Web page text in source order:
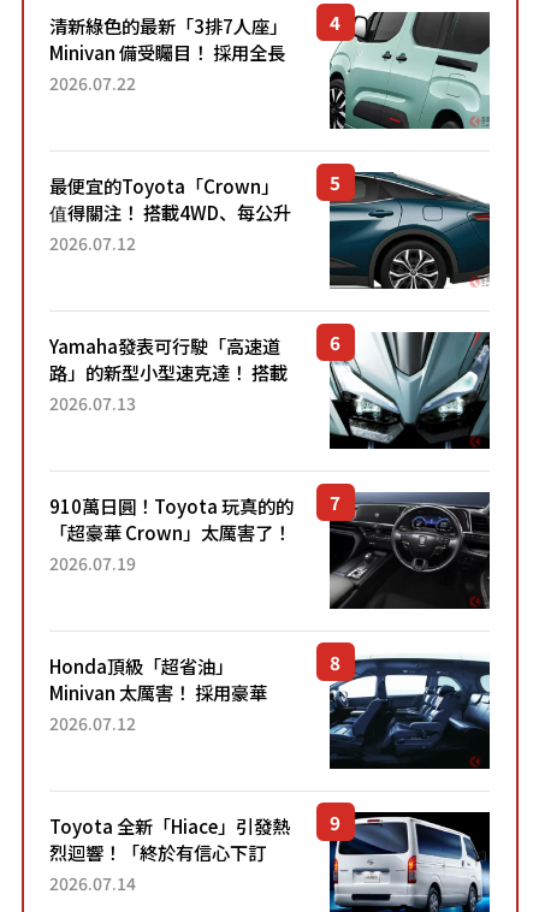
清新綠色的最新「3排7人座」
Minivan 備受矚目！ 採用全長
4.7公尺剛剛好的車身尺寸與
2026.07.22
最便宜的Toyota「Crown」
值得關注！ 搭載4WD、每公升
22.4公里低油耗表現超亮眼！
2026.07.12
Yamaha發表可行駛「高速道
路」的新型小型速克達！ 搭載
能享受超強勁「渦輪感」的動
2026.07.13
910萬日圓！Toyota 玩真的的
「超豪華 Crown」太厲害了！
採用由「匠人技藝」打造的
2026.07.19
Honda頂級「超省油」
Minivan 太厲害！ 採用豪華
「真皮座椅」與專屬「黑色內
「三...
2026.07.12
Toyota 全新「Hiace」引發熱
烈迴響！「終於有信心下訂
了！」「哪個等級交車最
2026.07.14